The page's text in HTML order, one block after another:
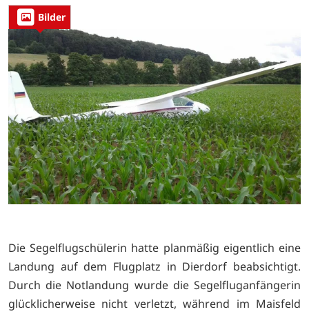
Bilder
Die Segelflugschülerin hatte planmäßig eigentlich eine
Landung auf dem Flugplatz in Dierdorf beabsichtigt.
Durch die Notlandung wurde die Segelfluganfängerin
glücklicherweise nicht verletzt, während im Maisfeld